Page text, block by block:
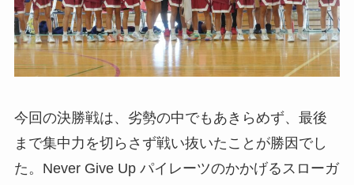
今回の決勝戦は、劣勢の中でもあきらめず、最後
まで集中力を切らさず戦い抜いたことが勝因でし
た。Never Give Up パイレーツのかかげるスローガ